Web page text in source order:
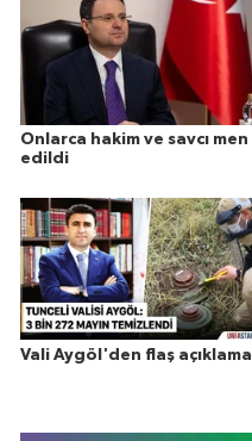
Onlarca hakim ve savcı men
edildi
Vali Aygöl'den flaş açıklama